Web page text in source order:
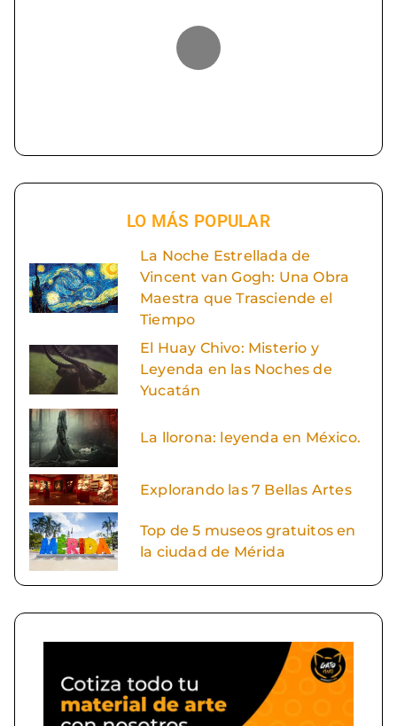
LO MÁS POPULAR
La Noche Estrellada de
Vincent van Gogh: Una Obra
Maestra que Trasciende el
Tiempo
El Huay Chivo: Misterio y
Leyenda en las Noches de
Yucatán
La llorona: leyenda en México.
Explorando las 7 Bellas Artes
Top de 5 museos gratuitos en
la ciudad de Mérida